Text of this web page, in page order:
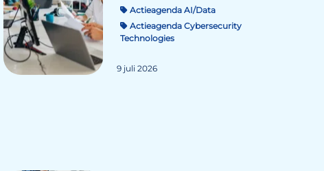
Actieagenda AI/Data
Actieagenda Cybersecurity
Technologies
9 juli 2026